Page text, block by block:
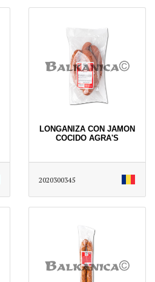
LONGANIZA CON JAMON
COCIDO AGRA'S
2020300345